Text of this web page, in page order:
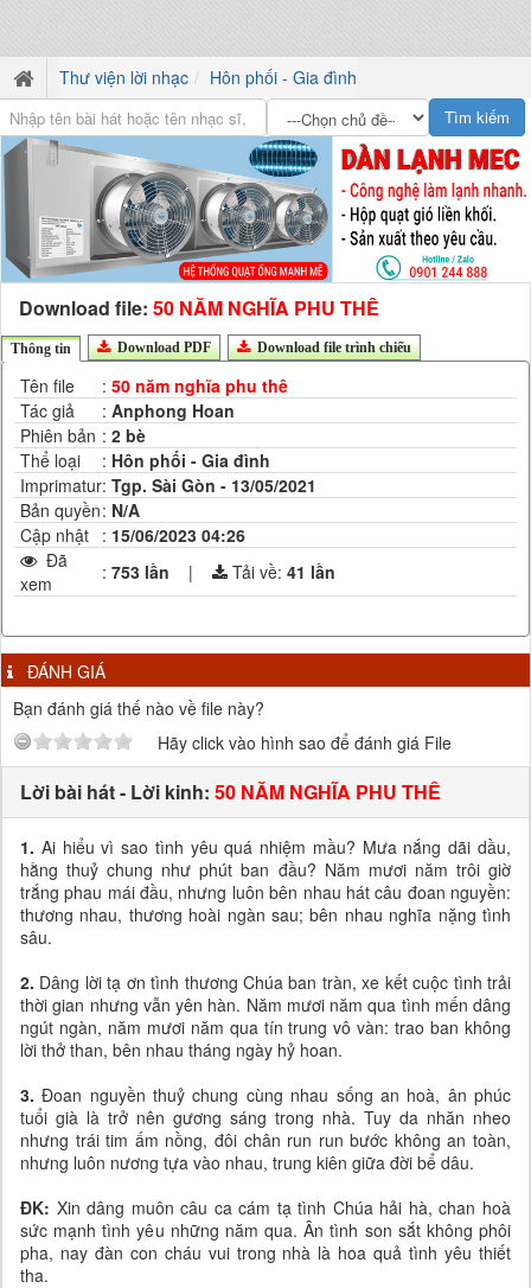
Thư viện lời nhạc Hôn phối - Gia đình
Download file: 50 NĂM NGHĨA PHU THÊ
Thông tin Download PDF Download file trình chiếu
Tên file : 50 năm nghĩa phu thê
Tác giả
: Anphong Hoan
Phiên bản : 2 bè
Thể loại
: Hôn phối - Gia đình
Imprimatur: Tgp. Sài Gòn - 13/05/2021
Bản quyền: N/A
Cập nhật : 15/06/2023 04:26
Đã
xem
: 753 lần | Tải về: 41 lần
ĐÁNH GIÁ
Bạn đánh giá thế nào về file này?
Hãy click vào hình sao để đánh giá File
Lời bài hát - Lời kinh: 50 NĂM NGHĨA PHU THÊ
1. Ai hiểu vì sao tình yêu quá nhiệm mầu? Mưa nắng dãi dầu,
hằng thuỷ chung như phút ban đầu? Năm mươi năm trôi giờ
trắng phau mái đầu, nhưng luôn bên nhau hát câu đoan nguyền:
thương nhau, thương hoài ngàn sau; bên nhau nghĩa nặng tình
sâu.
2. Dâng lời tạ ơn tình thương Chúa ban tràn, xe kết cuộc tình trải
thời gian nhưng vẫn yên hàn. Năm mươi năm qua tình mến dâng
ngút ngàn, năm mươi năm qua tín trung vô vàn: trao ban không
lời thở than, bên nhau tháng ngày hỷ hoan.
3. Đoan nguyền thuỷ chung cùng nhau sống an hoà, ân phúc
tuổi già là trở nên gương sáng trong nhà. Tuy da nhăn nheo
nhưng trái tim ấm nồng, đôi chân run run bước không an toàn,
nhưng luôn nương tựa vào nhau, trung kiên giữa đời bể dâu.
ĐK: Xin dâng muôn câu ca cám tạ tình Chúa hải hà, chan hoà
sức mạnh tình yêu những năm qua. Ân tình son sắt không phôi
pha, nay đàn con cháu vui trong nhà là hoa quả tình yêu thiết
tha.